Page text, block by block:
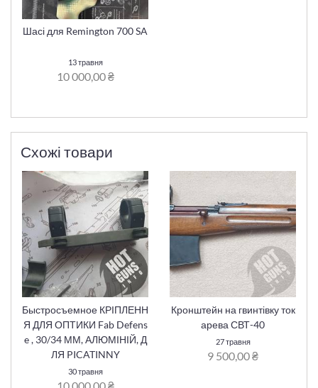
Шасі для Remington 700 SA
13 травня
10 000,00 ₴
Схожі товари
Быстросъемное КРІПЛЕНН
Я ДЛЯ ОПТИКИ Fab Defens
e , 30/34 ММ, АЛЮМІНІЙ, Д
ЛЯ PICATINNY
30 травня
Кронштейн на гвинтівку ток
арева СВТ-40
27 травня
9 500,00 ₴